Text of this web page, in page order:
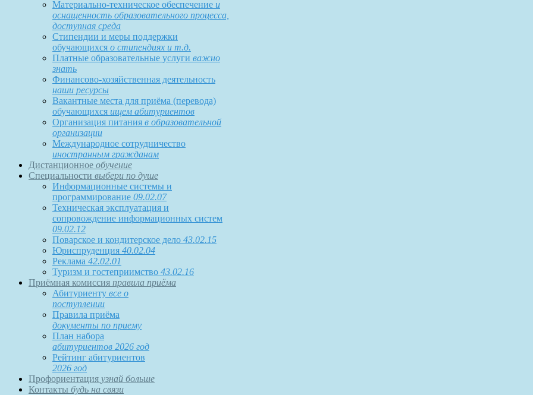
Материально-техническое обеспечение и
оснащенность образовательного процесса,
доступная среда
Стипендии и меры поддержки
обучающихся о стипендиях и т.д.
Платные образовательные услуги важно
знать
Финансово-хозяйственная деятельность
наши ресурсы
Вакантные места для приёма (перевода)
обучающихся ищем абитуриентов
Организация питания в образовательной
организации
Международное сотрудничество
иностранным гражданам
Дистанционное обучение
Специальности выбери по душе
Информационные системы и
программирование 09.02.07
Техническая эксплуатация и
сопровождение информационных систем
09.02.12
Поварское и кондитерское дело 43.02.15
Юриспруденция 40.02.04
Реклама 42.02.01
Туризм и гостеприимство 43.02.16
Приёмная комиссия правила приёма
Абитуриенту все о
поступлении
Правила приёма
документы по приему
План набора
абитуриентов 2026 год
Рейтинг абитуриентов
2026 год
Профориентация узнай больше
Контакты будь на связи